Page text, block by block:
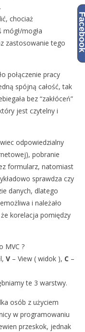
chociaż
mogła
zastosowanie tego
połączenie pracy
spójną całość, tak
bez “zakłóceń”
jest czytelny i
odpowiedzialny
pobranie
formularz, natomiast
sprawdza czy
danych, dlatego
i należało
korelacja pomiędzy
MVC ?
V – View ( widok ), C –
te 3 warstwy.
osób z użyciem
w programowaniu
przeskok, jednak